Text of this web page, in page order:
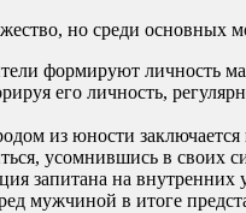
но среди основных
формируют личность
его личность,
из юности
усомнившись в
запитана на внутренних
мужчиной в итоге